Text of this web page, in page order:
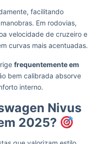
facilitando
Em rodovias,
velocidade de cruzeiro e
curvas mais acentuadas.
frequentemente em
bem calibrada absorve
interno.
Nivus
2025?